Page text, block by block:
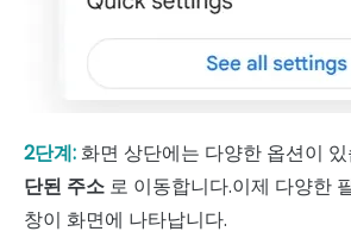
2단계: 화면 상단에는 다양한 옵션이
단된 주소 로 이동합니다.이제 다양한
창이 화면에 나타납니다.